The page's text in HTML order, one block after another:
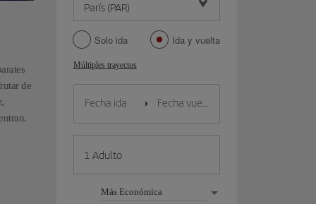
de
Solo ida Ida y vuelta
Múltiples trayectos
Más Económica